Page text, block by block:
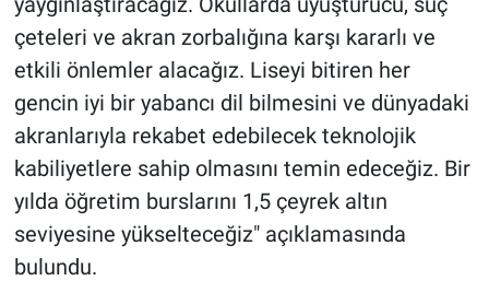
çeteleri ve akran zorbalığına karşı kararlı ve
etkili önlemler alacağız. Liseyi bitiren her
gencin iyi bir yabancı dil bilmesini ve dünyadaki
akranlarıyla rekabet edebilecek teknolojik
kabiliyetlere sahip olmasını temin edeceğiz. Bir
yılda öğretim burslarını 1,5 çeyrek altın
seviyesine yükselteceğiz" açıklamasında
bulundu.